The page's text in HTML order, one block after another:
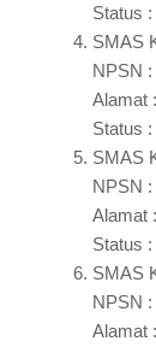
Status
SMAS
NPSN
Alamat
Status
SMAS
NPSN
Alamat
Status
SMAS
NPSN
Alamat